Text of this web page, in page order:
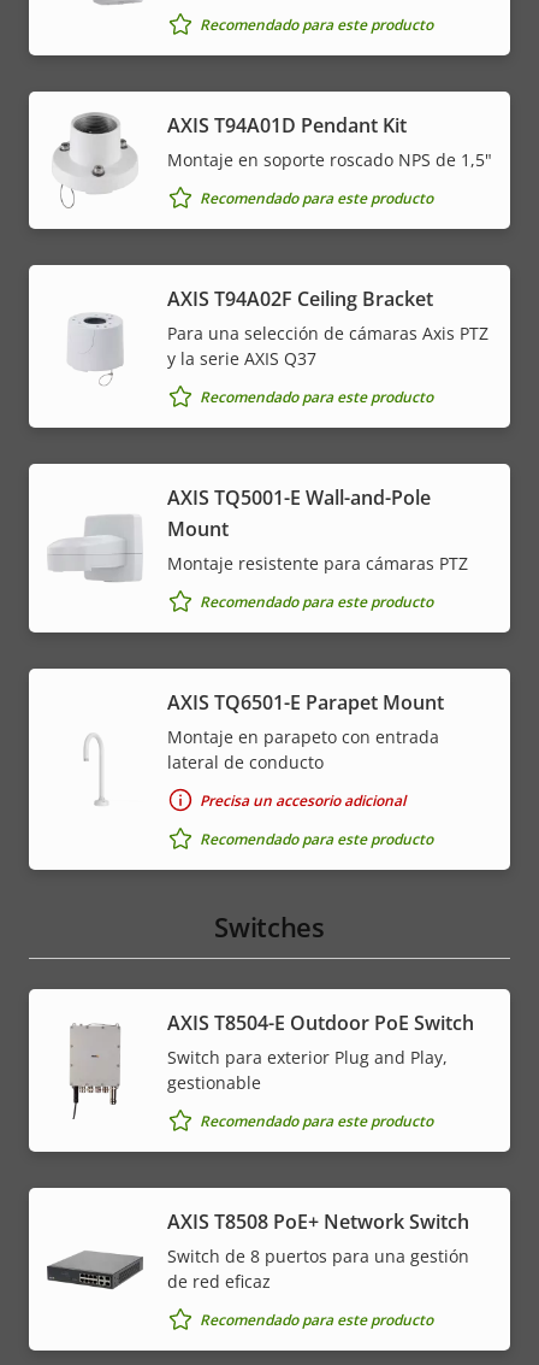
Recomendado para este producto
AXIS T94A01D Pendant Kit
Montaje en soporte roscado NPS de 1,5"
Recomendado para este producto
AXIS T94A02F Ceiling Bracket
Para una selección de cámaras Axis PTZ
y la serie AXIS Q37
Recomendado para este producto
AXIS TQ5001-E Wall-and-Pole
Mount
Montaje resistente para cámaras PTZ
Recomendado para este producto
AXIS TQ6501-E Parapet Mount
Montaje en parapeto con entrada
lateral de conducto
Precisa un accesorio adicional
Recomendado para este producto
Switches
AXIS T8504-E Outdoor PoE Switch
Switch para exterior Plug and Play,
gestionable
Recomendado para este producto
AXIS T8508 PoE+ Network Switch
Switch de 8 puertos para una gestión
de red eficaz
Recomendado para este producto